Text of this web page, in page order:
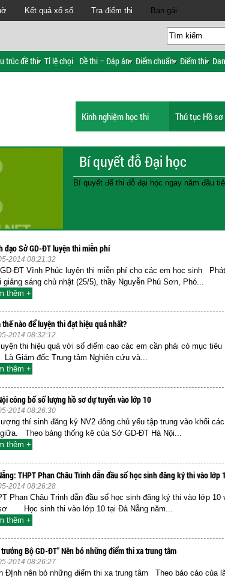
Kết quả xổ số Tra điểm thi Bạn gái
trúc đề thi Tỉ lệ chọi Đề thi – Đáp án Điểm chuẩn Điểm thi
Kinh nghiệm học thi Thủ tục Hồ sơ
Bí quyết đỗ Đại học
Bí quyết để thi đỗ đại học ngay năm đầu
đạo Sở GD-ĐT luyện thi miễn phí
2014 08:21:32
ĐT Vĩnh Phúc luyện thi miễn phí cho các em học sinh
giảng sáng chủ nhật (25/5), thầy Nguyễn Phú Sơn, Phó...
thêm +
thế nào để luyện thi đạt hiệu quả nhất?
2014 08:32:12
thi hiệu quả với số điểm cao các em cần phải có mục tiêu
Giám đốc Trung tâm Nghiên cứu và...
thêm +
công bố số lượng hồ sơ dự tuyển vào lớp 10
2014 08:26:30
thí sinh đăng ký NV2 đông chủ yếu tập trung vào khối
Theo bảng thống kê của Sở GD-ĐT Hà Nội...
thêm +
THPT Phan Châu Trinh dẫn đầu số học sinh đăng ký thi vào lớp
2014 08:26:28
Phan Châu Trinh dẫn đầu số học sinh đăng ký thi vào lớp 10
Học sinh thi vào lớp 10 tại Đà Nẵng năm...
thêm +
Bộ GD-ĐT" Nên bỏ những điểm thi xa trung tâm
2014 08:26:27
ĐỊnh nên bỏ những điểm thi xa trung tâm Theo báo cáo của